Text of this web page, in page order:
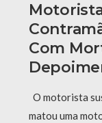
Com
O motorista
matou uma